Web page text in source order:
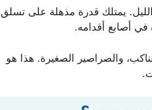
يمتلك قدرة مذهلة على تسلق
في أصابع أقدامه.
والصراصير الصغيرة. هذا هو